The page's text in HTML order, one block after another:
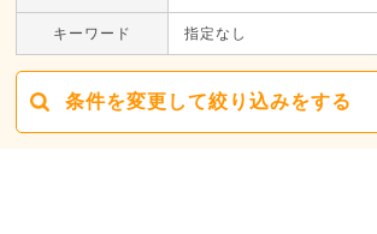
キーワード 指定なし
条件を変更して絞り込みをする